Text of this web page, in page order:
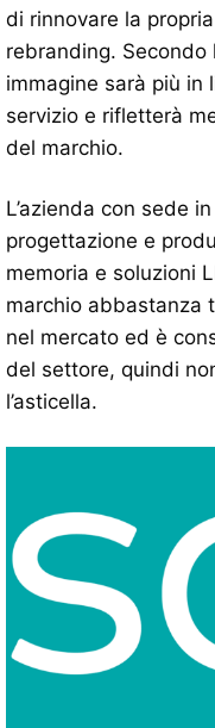
di rinnovare la
rebranding. Secondo
immagine sarà più in
servizio e rifletterà
del marchio.
L’azienda con sede
progettazione e
memoria e soluzioni
marchio abbastanza
nel mercato ed è
del settore, quindi
l’asticella.